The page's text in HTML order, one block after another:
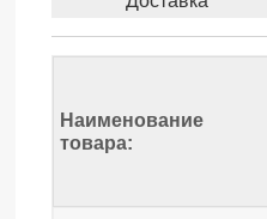
Наименование
товара: